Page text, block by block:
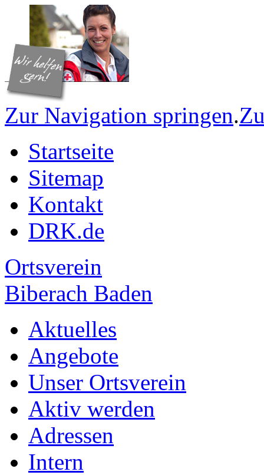
Zur Navigation springen.
Startseite
Sitemap
Kontakt
DRK.de
Ortsverein
Biberach Baden
Aktuelles
Angebote
Unser Ortsverein
Aktiv werden
Adressen
Intern